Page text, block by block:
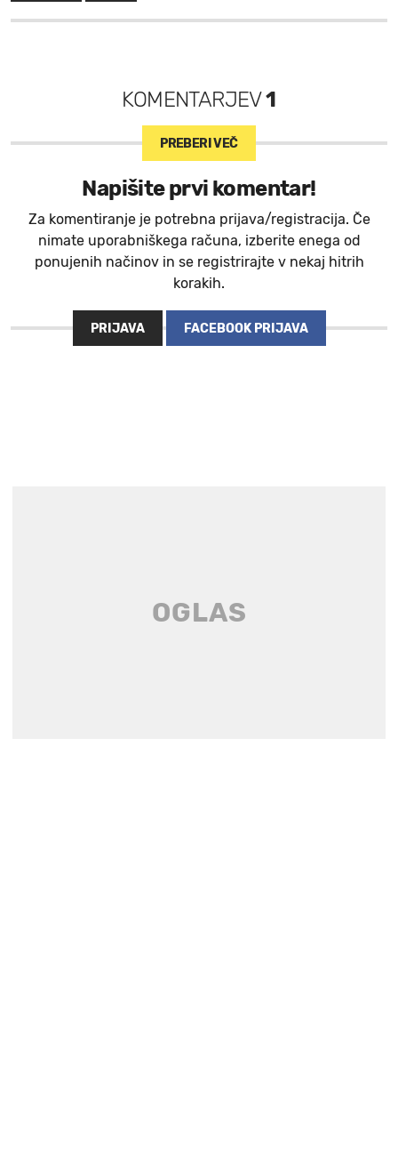
KOMENTARJEV1
PREBERI VEČ
Napišite prvi komentar!
Za komentiranje je potrebna prijava/registracija. Če
nimate uporabniškega računa, izberite enega od
ponujenih načinov in se registrirajte v nekaj hitrih
korakih.
PRIJAVA FACEBOOK PRIJAVA